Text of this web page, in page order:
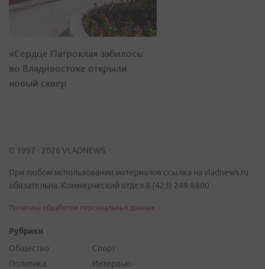
«Сердце Патрокла» забилось:
во Владивостоке открыли
новый сквер
© 1997 - 2026 VLADNEWS
При любом использовании материалов ссылка на vladnews.ru
обязательна. Коммерческий отдел 8 (423) 249-8800
Политика обработки персональных данных
Рубрики
Общество
Политика
Спорт
Интервью